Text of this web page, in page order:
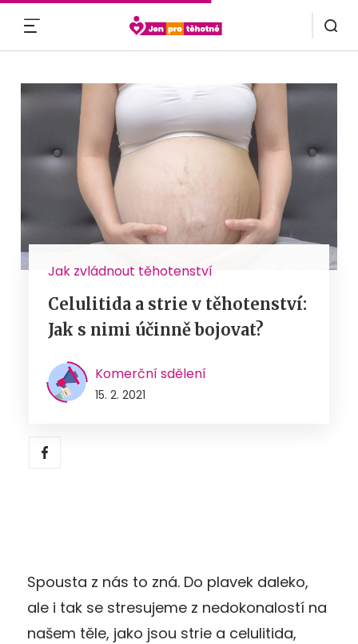
Jak zvládnout těhotenství
Celulitida a strie v těhotenství:
Jak s nimi účinně bojovat?
Komerční sdělení
15. 2. 2021
Spousta z nás to zná. Do plavek daleko,
ale i tak se stresujeme z nedokonalostí na
našem těle, jako jsou strie a celulitida,